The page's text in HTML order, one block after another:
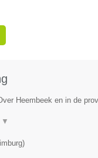
Heembeek en in de
▼
)